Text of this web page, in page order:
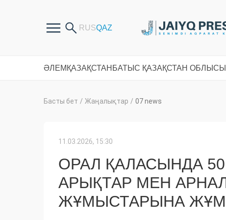
ӘЛЕМ ҚАЗАҚСТАН БАТЫС ҚАЗАҚСТАН ОБЛЫСЫ
Басты бет / Жаңалықтар / 07 news
11.03.2026, 15:30
ОРАЛ ҚАЛАСЫНДА
АРЫҚТАР МЕН
ЖҰМЫСТАРЫНА